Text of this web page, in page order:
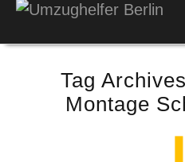
Tag
Montage